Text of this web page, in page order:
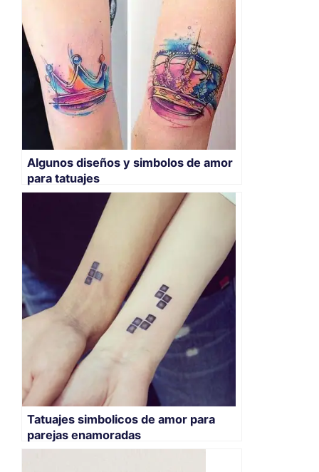
Algunos diseños y simbolos de amor
para tatuajes
Tatuajes simbolicos de amor para
parejas enamoradas